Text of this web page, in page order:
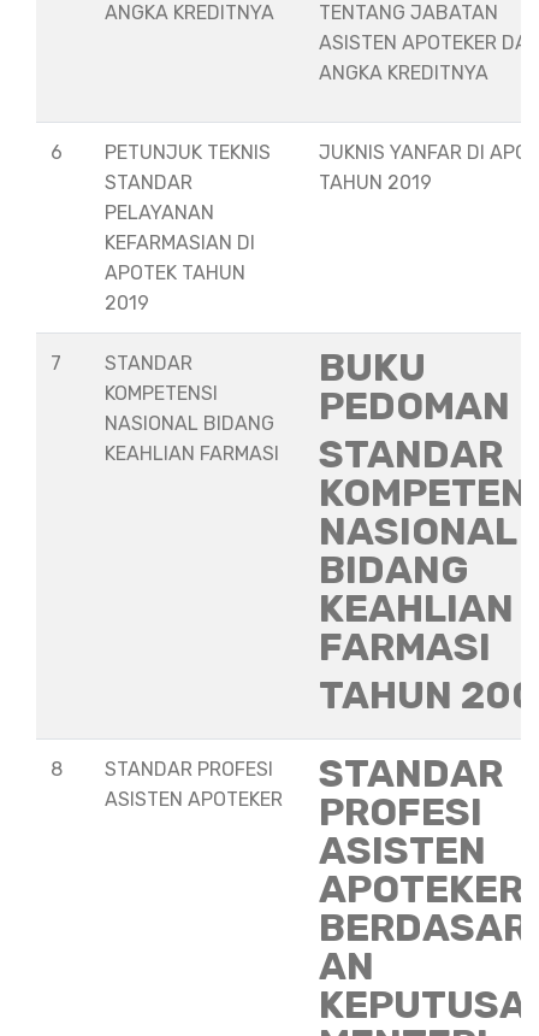
ANGKA KREDITNYA
TENTANG JABATAN
ASISTEN APOTEKER
ANGKA KREDITNYA
6
PETUNJUK TEKNIS
STANDAR
PELAYANAN
KEFARMASIAN DI
APOTEK TAHUN
2019
JUKNIS YANFAR DI
TAHUN 2019
7
STANDAR
KOMPETENSI
NASIONAL BIDANG
KEAHLIAN FARMASI
BUKU
PEDOMAN
STANDAR
NASIONAL
BIDANG
KEAHLIAN
FARMASI
TAHUN
8
STANDAR PROFESI
ASISTEN APOTEKER
STANDAR
PROFESI
ASISTEN
APOTEKER
AN